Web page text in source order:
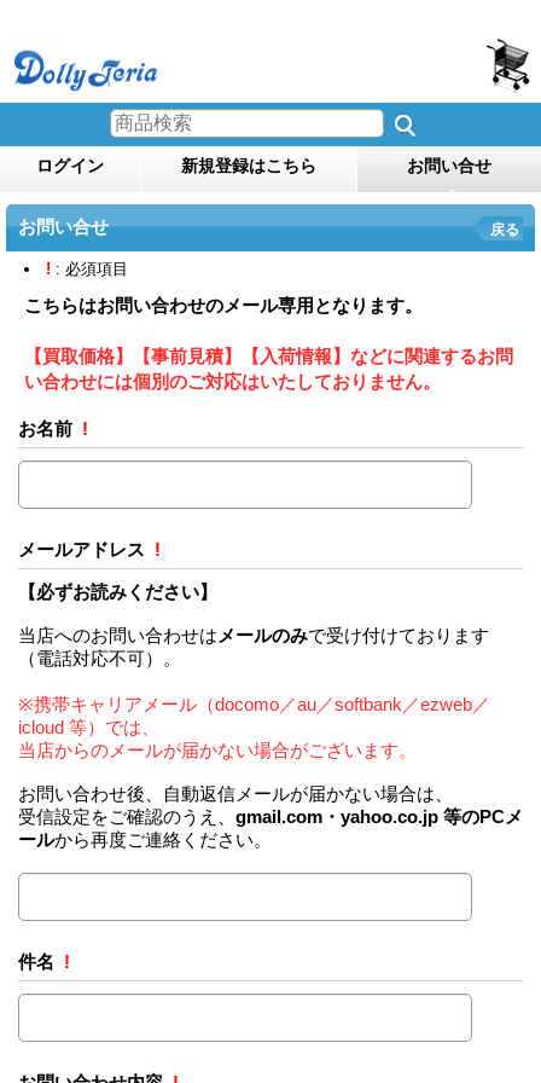
ログイン 新規登録はこちら お問い合せ
お問い合せ 戻る
! : 必須項目
こちらはお問い合わせのメール専用となります。
【買取価格】【事前見積】【入荷情報】などに関連するお問
い合わせには個別のご対応はいたしておりません。
お名前 !
メールアドレス !
【必ずお読みください】
当店へのお問い合わせは メールのみで受け付けております
（電話対応不可）。
※携帯キャリアメール（docomo／au／softbank／ezweb／
icloud 等）では、
当店からのメールが届かない場合がございます。
お問い合わせ後、自動返信メールが届かない場合は、
受信設定をご確認のうえ、 gmail.com・yahoo.co.jp 等のPCメ
ールから再度ご連絡ください。
件名 !